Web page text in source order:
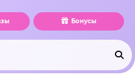
Бонусы